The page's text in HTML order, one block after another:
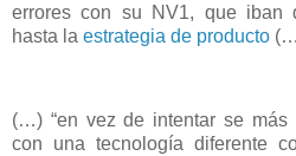
errores con su NV1, que iban
hasta la estrategia de producto
(…) “en vez de intentar se más
con una tecnología diferente